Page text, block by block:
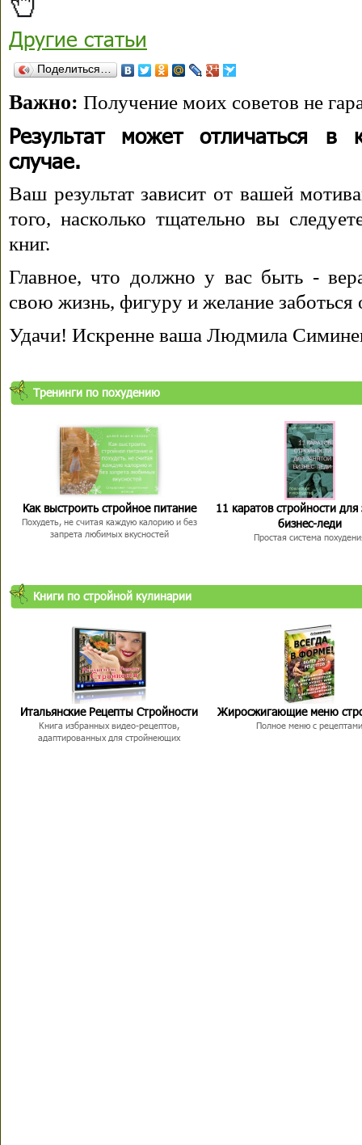
Другие статьи
Поделиться…
Важно: Получение моих советов не
Результат может отличаться в
случае.
Ваш результат зависит от вашей
того, насколько тщательно вы
книг.
Главное, что должно у вас быть -
свою жизнь, фигуру и желание заботься
Удачи! Искренне ваша Людмила
Тренинги по похудению
Как выстроить стройное питание
Похудеть, не считая каждую калорию и без
запрета любимых вкусностей
11 каратов стройности для
бизнес-леди
Простая система
Книги по стройной кулинарии
Итальянские Рецепты Стройности
Книга избранных видео-рецептов,
адаптированных для стройнеющих
Жиросжигающие меню
Полное меню с рецептами